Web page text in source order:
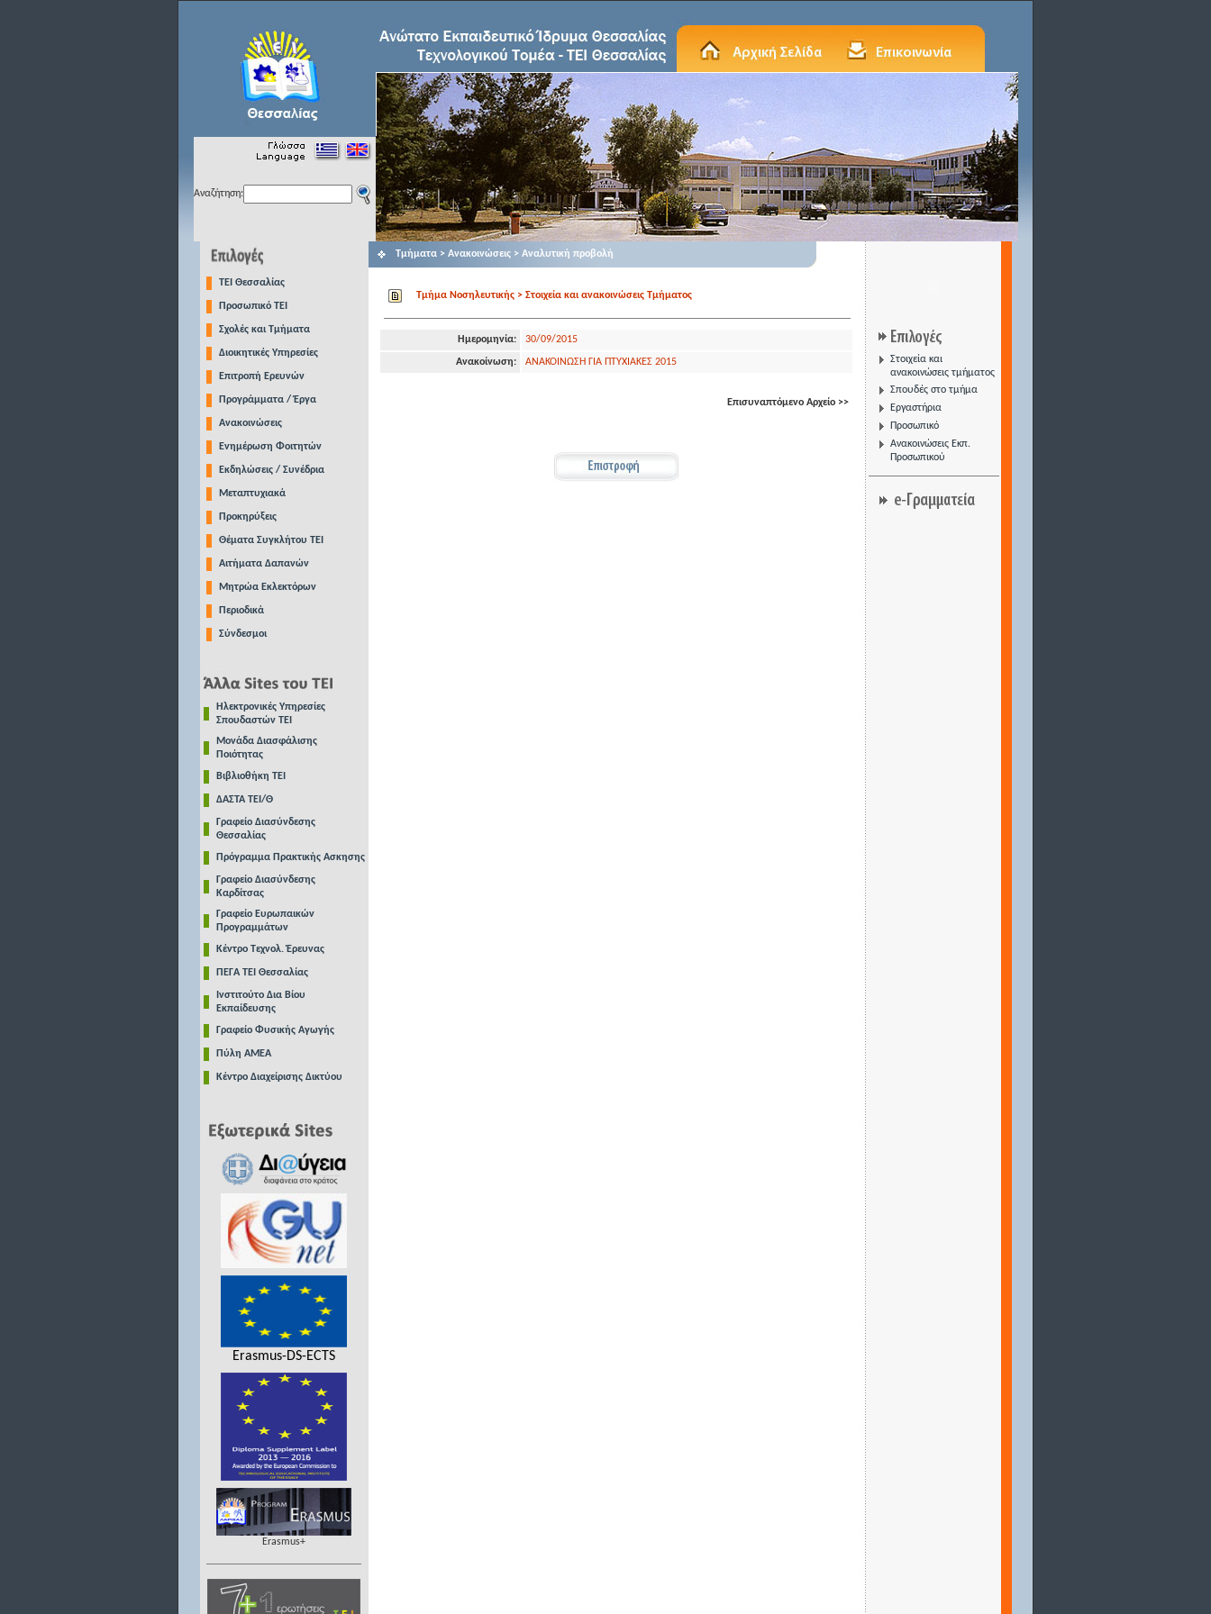
Αναζήτηση:
TEI Θεσσαλίας
Προσωπικό ΤΕΙ
Σχολές και Τμήματα
Διοικητικές Υπηρεσίες
Επιτροπή Ερευνών
Προγράμματα / Έργα
Ανακοινώσεις
Ενημέρωση Φοιτητών
Εκδηλώσεις / Συνέδρια
Μεταπτυχιακά
Προκηρύξεις
Θέματα Συγκλήτου ΤΕΙ
Αιτήματα Δαπανών
Μητρώα Εκλεκτόρων
Περιοδικά
Σύνδεσμοι
Ηλεκτρονικές Υπηρεσίες
Σπουδαστών ΤΕΙ
Μονάδα Διασφάλισης
Ποιότητας
Βιβλιοθήκη ΤΕΙ
ΔΑΣΤΑ ΤΕΙ/Θ
Γραφείο Διασύνδεσης
Θεσσαλίας
Πρόγραμμα Πρακτικής Ασκησης
Γραφείο Διασύνδεσης
Καρδίτσας
Γραφείο Ευρωπαικών
Προγραμμάτων
Κέντρο Τεχνολ. Έρευνας
ΠΕΓΑ ΤΕΙ Θεσσαλίας
Ινστιτούτο Δια Βίου
Εκπαίδευσης
Γραφείο Φυσικής Αγωγής
Πύλη ΑΜΕΑ
Κέντρο Διαχείρισης Δικτύου
Erasmus-DS-ECTS
Erasmus+
Τμήματα > Ανακοινώσεις > Αναλυτική προβολή
Τμήμα Νοσηλευτικής > Στοιχεία και ανακοινώσεις Τμήματος
Ημερομηνία: 30/09/2015
Ανακοίνωση: ΑΝΑΚΟΙΝΩΣΗ ΓΙΑ ΠΤΥΧΙΑΚΕΣ 2015
Επισυναπτόμενο Αρχείο >>
Στοιχεία και
ανακοινώσεις τμήματος
Σπουδές στο τμήμα
Εργαστήρια
Προσωπικό
Ανακοινώσεις Εκπ.
Προσωπικού